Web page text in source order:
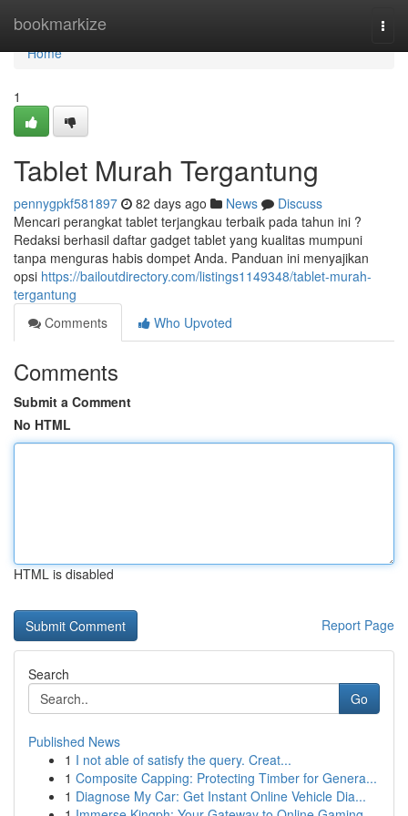
bookmarkize
Home
Home
1
Tablet Murah Tergantung
pennygpkf581897 82 days ago News
Discuss
Mencari perangkat tablet terjangkau terbaik pada tahun ini ?
Redaksi berhasil daftar gadget tablet yang kualitas mumpuni
tanpa menguras habis dompet Anda. Panduan ini menyajikan
opsi https://bailoutdirectory.com/listings1149348/tablet-murah-
tergantung
Comments
Who Upvoted
Comments
Submit a Comment
No HTML
HTML is disabled
Report Page
Search
Go
Published News
1 I not able of satisfy the query. Creat...
1 Composite Capping: Protecting Timber for Genera...
1 Diagnose My Car: Get Instant Online Vehicle Dia...